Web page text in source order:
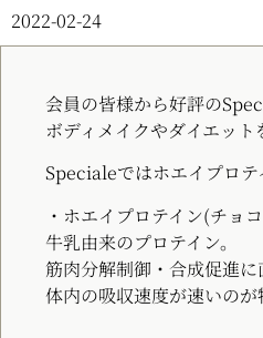
2022-02-24
会員の皆様から好評の
ボディメイクやダイエッ
Specialeではホエイプロ
・ホエイプロテイン(チョ
牛乳由来のプロテイン。
筋肉分解制御・合成促進に
体内の吸収速度が速いのが